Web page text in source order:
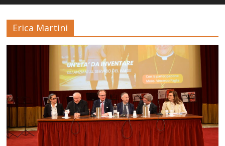
Erica Martini